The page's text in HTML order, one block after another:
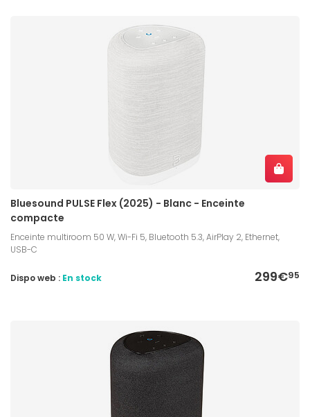
Bluesound PULSE Flex (2025) - Blanc - Enceinte
compacte
Enceinte multiroom 50 W, Wi-Fi 5, Bluetooth 5.3, AirPlay 2, Ethernet,
USB-C
299€95
Dispo web : En stock